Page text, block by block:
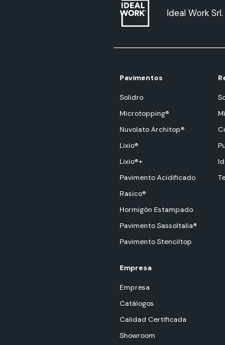
Ideal Work
Pavimentos
Solidro
Microtopping®
Nuvolato Architop®
Lixio®
Lixio®+
Pavimento Acidificado
Rasico®
Hormigón Estampado
Pavimento SassoItalia®
Pavimento Stenciltop
Empresa
Empresa
Catálogos
Calidad Certificada
Showroom